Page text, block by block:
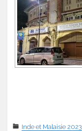
Inde et Malaisie 2023